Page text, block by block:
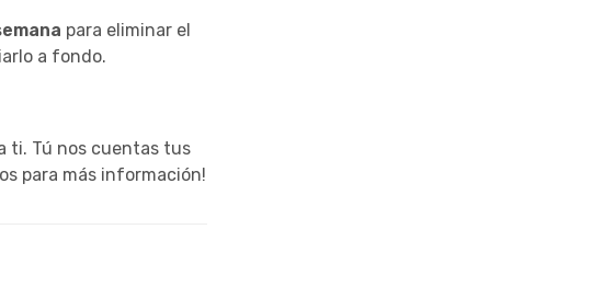
para eliminar el
a fondo.
ti. Tú nos cuentas tus
para más información!